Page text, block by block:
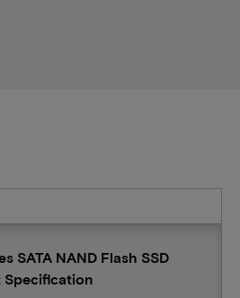
SATA NAND Flash SSD
Specification